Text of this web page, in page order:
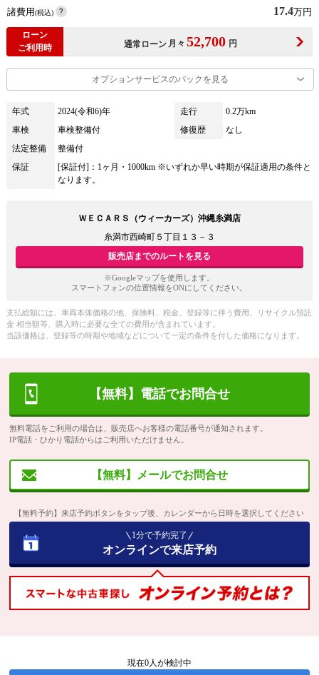
諸費用(税込) 17.4万円
ローン
ご利用時
通常ローン 月々 52,700 円
オプションサービスのパックを見る
年式 2024(令和6)年 走行
0.2万km
車検
車検整備付 修復歴
なし
法定整備
整備付
保証
[保証付]：1ヶ月・1000km ※いずれか早い時期が保証適用の条件と
なります。
ＷＥＣＡＲＳ（ウィーカーズ）沖縄糸満店
糸満市西崎町５丁目１３－３
販売店までのルートを見る
※Googleマップを使用します。
スマートフォンの位置情報をONにしてください。
支払総額には、車両本体価格の他、保険料、税金、登録等に伴う費用、リサイクル預託
金 相当額等、購入時に必要な全ての費用が含まれています。
当該価格は、登録等の時期や地域などについて一定の条件を付した価格になります。
【無料】電話でお問合せ
無料電話をご利用の場合は、販売店へお客様の電話番号が通知されます。
IP電話・ひかり電話からはご利用いただけません。
【無料】メールでお問合せ
【無料予約】来店予約ボタンをタップ後、カレンダーから日時を選択してください
1分で予約完了
オンラインで来店予約
現在0人が検討中